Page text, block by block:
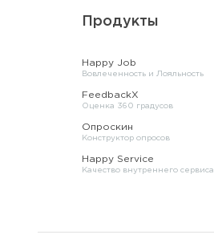
Продукты
Happy Job
Вовлеченность и Лояльность
FeedbackX
Оценка 360 градусов
Опроскин
Конструктор опросов
Happy Service
Качество внутреннего сервиса